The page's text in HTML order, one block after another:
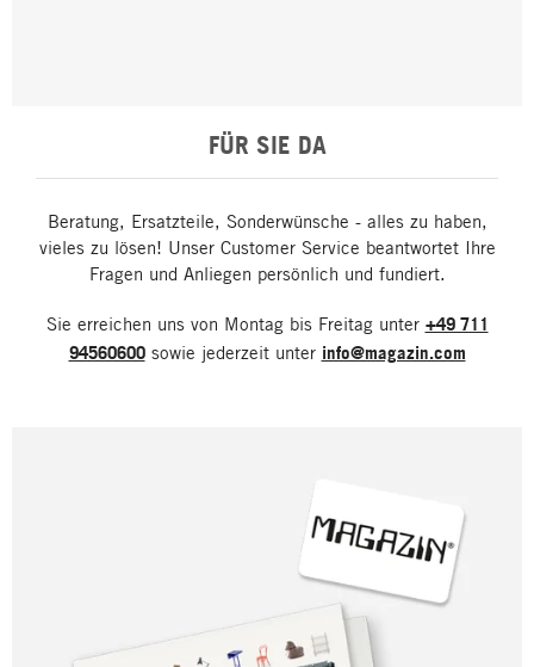
FÜR SIE DA
Beratung, Ersatzteile, Sonderwünsche - alles zu haben,
vieles zu lösen! Unser Customer Service beantwortet Ihre
Fragen und Anliegen persönlich und fundiert.
Sie erreichen uns von Montag bis Freitag unter +49 711
94560600sowie jederzeit unter info@magazin.com